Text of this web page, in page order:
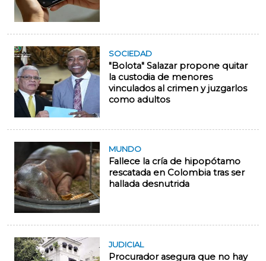
SOCIEDAD
"Bolota" Salazar propone quitar
la custodia de menores
vinculados al crimen y juzgarlos
como adultos
MUNDO
Fallece la cría de hipopótamo
rescatada en Colombia tras ser
hallada desnutrida
JUDICIAL
Procurador asegura que no hay